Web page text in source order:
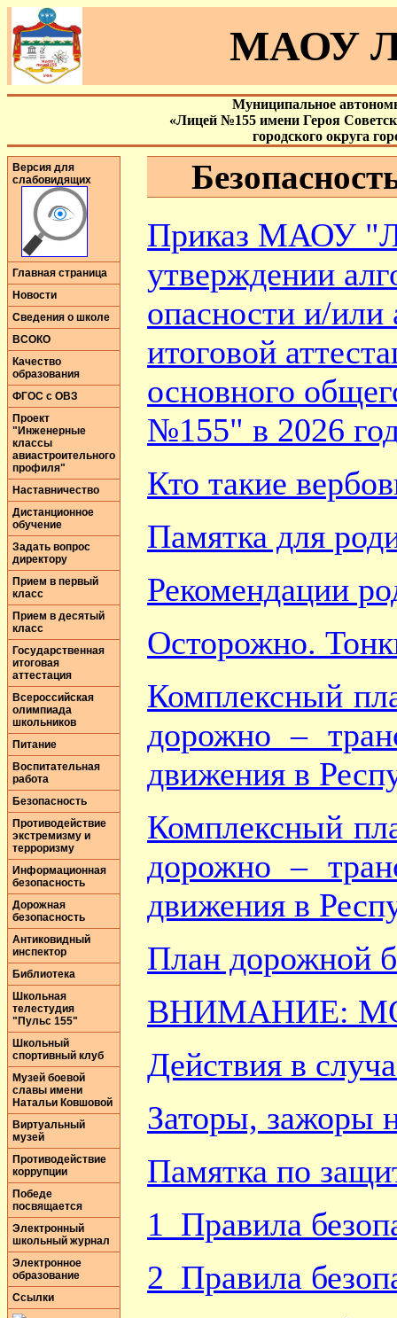
МАОУ
Муниципальное
«Лицей №155 имени Героя
городского округа
Версия для
слабовидящих
Главная страница
Новости
Сведения о школе
ВСОКО
Качество
образования
ФГОС с ОВЗ
Проект
"Инженерные
классы
авиастроительного
профиля"
Наставничество
Дистанционное
обучение
Задать вопрос
директору
Прием в первый
класс
Прием в десятый
класс
Государственная
итоговая
аттестация
Всероссийская
олимпиада
школьников
Питание
Воспитательная
работа
Безопасность
Противодействие
экстремизму и
терроризму
Информационная
безопасность
Дорожная
безопасность
Антиковидный
инспектор
Библиотека
Школьная
телестудия
"Пульс 155"
Школьный
спортивный клуб
Музей боевой
славы имени
Натальи Ковшовой
Виртуальный
музей
Противодействие
коррупции
Победе
посвящается
Электронный
школьный журнал
Электронное
образование
Ссылки
Приказ МАОУ
утверждении
опасности и/
итоговой
основного
№155" в 2026
Кто такие
Памятка для
Рекомендации
Осторожно.
Комплексный
дорожно –
движения в
Комплексный
дорожно –
движения в
План дорожной
ВНИМАНИЕ:
Действия в
Заторы, зажоры
Памятка по
1_Правила
2_Правила